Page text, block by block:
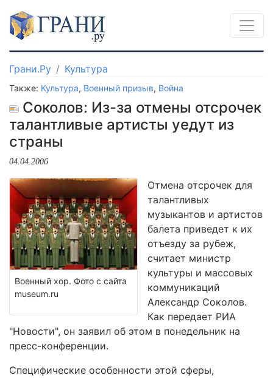
Грани.Ру Культура
Также: Культура, Военный призыв, Война
Соколов: Из-за отмены отсрочек
талантливые артисты уедут из
страны
04.04.2006
Военный хор. Фото с сайта
museum.ru
Отмена отсрочек для
талантливых
музыкантов и артистов
балета приведет к их
отъезду за рубеж,
считает министр
культуры и массовых
коммуникаций
Александр Соколов.
Как передает РИА
"Новости", он заявил об этом в понедельник на
пресс-конференции.
Специфические особенности этой сферы,